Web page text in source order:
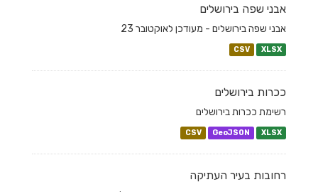
אבני שפה בירושלים
אבני שפה בירושלים - מעודכן לאוקטובר 23
CSV XLSX
ככרות בירושלים
רשימת ככרות בירושלים
CSV GeoJSON XLSX
רחובות בעיר העתיקה